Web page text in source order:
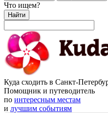
Что ищем?
Найти
Куда сходить в Санкт-
Помощник и путеводитель
по интересным местам
и лучшим событиям